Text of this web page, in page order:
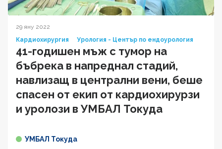
29 яну 2022
Кардиохирургия
Урология - Център по ендоурология
41-годишен мъж с тумор на
бъбрека в напреднал стадий,
навлизащ в централни вени, беше
спасен от екип от кардиохирурзи
и уролози в УМБАЛ Токуда
УМБАЛ Токуда